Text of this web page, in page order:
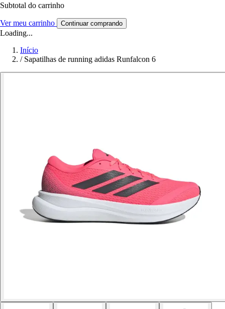
Subtotal do carrinho
Ver meu carrinho Continuar comprando
Loading...
Início
/ Sapatilhas de running adidas Runfalcon 6